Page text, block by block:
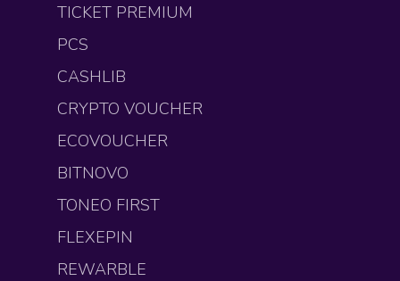
TICKET PREMIUM
PCS
CASHLIB
CRYPTO VOUCHER
ECOVOUCHER
BITNOVO
TONEO FIRST
FLEXEPIN
REWARBLE